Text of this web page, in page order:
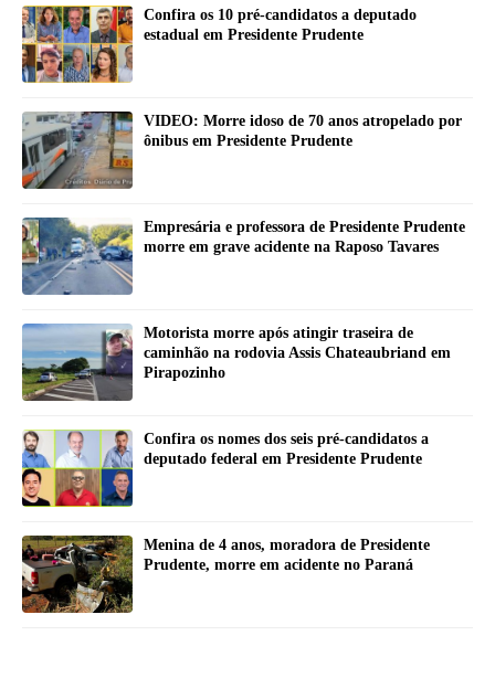
Confira os 10 pré-candidatos a deputado
estadual em Presidente Prudente
VIDEO: Morre idoso de 70 anos atropelado por
ônibus em Presidente Prudente
Empresária e professora de Presidente Prudente
morre em grave acidente na Raposo Tavares
Motorista morre após atingir traseira de
caminhão na rodovia Assis Chateaubriand em
Pirapozinho
Confira os nomes dos seis pré-candidatos a
deputado federal em Presidente Prudente
Menina de 4 anos, moradora de Presidente
Prudente, morre em acidente no Paraná